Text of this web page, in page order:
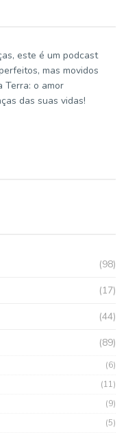
este é um podcast
mas movidos
Terra: o amor
das suas vidas!
(98)
(17)
(44)
(89)
(6)
(11)
(9)
(5)